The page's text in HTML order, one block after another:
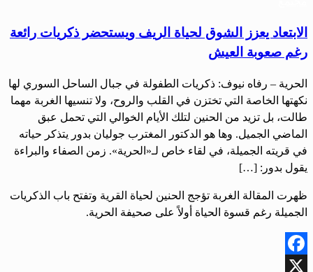
الابتعاد يعزز الشوق لحياة الريف ويستحضر ذكريات رائعة
رغم صعوبة العيش
الحرية – رفاه نيوف: ذكريات الطفولة في جبال الساحل السوري لها
نكهتها الخاصة التي تختزن في القلب والروح، ولا تنسيها الغربة مهما
طالت، بل تزيد من الحنين لتلك الأيام الخوالي التي تحمل عبق
الماضي الجميل. وها هو الدكتور المغترب جوليان بدور يتذكر حياته
في قريته الجميلة، في لقاء خاص لـ«الحرية». زمن الصفاء والبراءة
يقول بدور: […]
ظهرت المقالة الغربة تؤجج الحنين لحياة القرية وتفتح باب الذكريات
الجميلة رغم قسوة الحياة أولاً على صحيفة الحرية.
Facebook